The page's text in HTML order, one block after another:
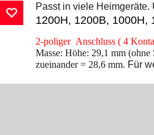
Passt in viele
1200H, 1200B, 1000H,
2-poliger Anschluss ( 4
Masse: Höhe: 29,1 mm
zueinander = 28,6 mm. Für